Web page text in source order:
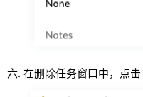
在删除任务窗口中，点击